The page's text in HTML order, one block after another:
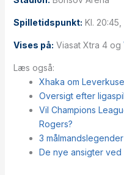
Spilletidspunkt: Kl.
Vises på: Viasat Xtra 4 og
Læs også:
Xhaka om
Oversigt efter
Vil Champions
Rogers?
3
De nye ansigter